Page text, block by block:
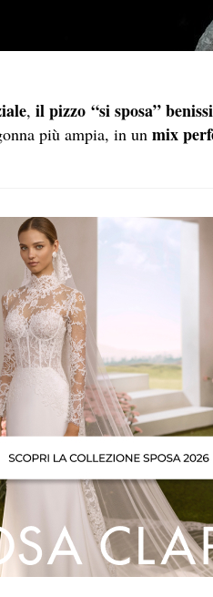
, il pizzo “si sposa”
più ampia, in un mix